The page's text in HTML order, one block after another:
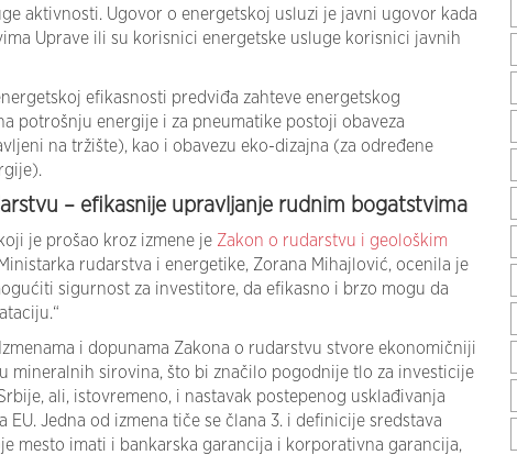
aktivnosti. Ugovor o energetskoj usluzi je javni ugovor kada
Uprave ili su korisnici energetske usluge korisnici javnih
efikasnosti predviđa zahteve energetskog
potrošnju energije i za pneumatike postoji obaveza
na tržište), kao i obavezu eko-dizajna (za određene
– efikasnije upravljanje rudnim bogatstvima
je prošao kroz izmene je Zakon o rudarstvu i geološkim
rudarstva i energetike, Zorana Mihajlović, ocenila je
sigurnost za investitore, da efikasno i brzo mogu da
i dopunama Zakona o rudarstvu stvore ekonomičniji
mineralnih sirovina, što bi značilo pogodnije tlo za investicije
ali, istovremeno, i nastavak postepenog usklađivanja
Jedna od izmena tiče se člana 3. i definicije sredstava
mesto imati i bankarska garancija i korporativna garancija,